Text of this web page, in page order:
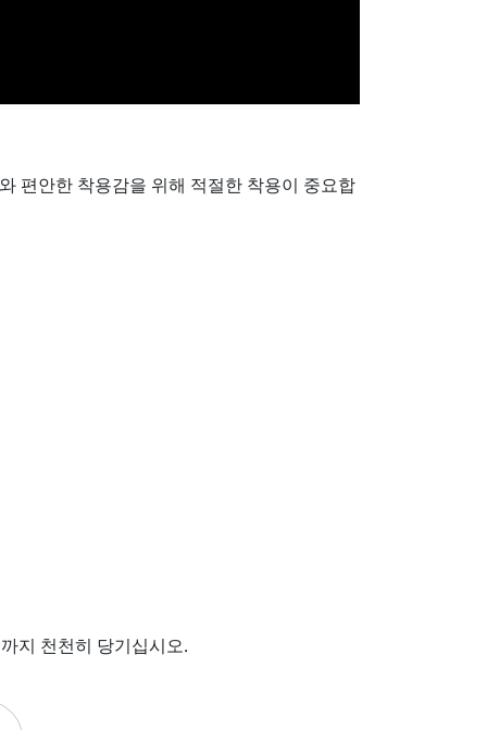
편안한 착용감을 위해 적절한 착용이 중요합
지 천천히 당기십시오.